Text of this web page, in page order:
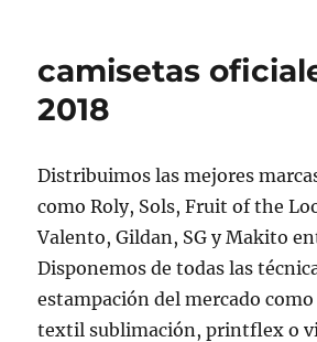
camisetas
2018
Distribuimos las mejores
como Roly, Sols, Fruit of the
Valento, Gildan, SG y Makito
Disponemos de todas las
estampación del mercado
textil sublimación, printflex o